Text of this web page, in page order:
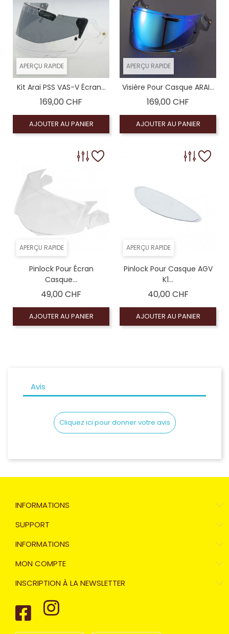
Écran claire (homologué), Visiére
Coloré (non homologué), Écran fumé foncé 100%
APERÇU RAPIDE
Kit Arai PSS VAS-V Écran...
169,00 CHF
AJOUTER AU PANIER
APERÇU RAPIDE
Visière Pour Casque ARAI...
169,00 CHF
AJOUTER AU PANIER
APERÇU RAPIDE
Pinlock Pour Écran
Casque...
49,00 CHF
AJOUTER AU PANIER
APERÇU RAPIDE
Pinlock Pour Casque AGV
K1...
40,00 CHFPrix
AJOUTER AU PANIER
Avis
Cliquez ici pour donner votre avis
INFORMATIONS
SUPPORT
INFORMATIONS
MON COMPTE
INSCRIPTION À LA NEWSLETTER